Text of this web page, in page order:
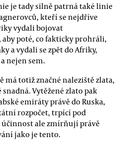
je tady silně patrná také linie
kteří se nejdříve
vydali bojovat
poté, co fakticky prohráli,
a vydali se zpět do Afriky,
nejen sem.
má totiž značné naleziště zlata,
Vytěžené zlato pak
emiráty právě do Ruska,
rozpočet, trpící pod
účinnost ale zmírňují právě
jako je tento.